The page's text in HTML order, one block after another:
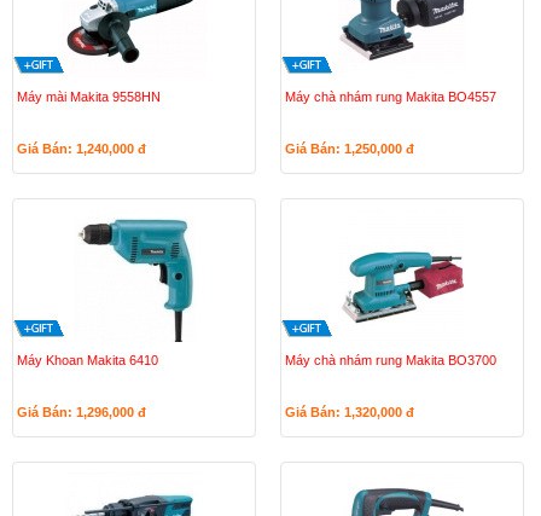
Máy mài Makita 9558HN
Giá Bán: 1,240,000 đ
Máy chà nhám rung Makita BO4557
Giá Bán: 1,250,000 đ
Máy Khoan Makita 6410
Giá Bán: 1,296,000 đ
Máy chà nhám rung Makita BO3700
Giá Bán: 1,320,000 đ